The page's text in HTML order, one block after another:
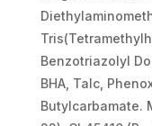
Benzotriazolyl
BHA, Talc,
Butylcarbamate.